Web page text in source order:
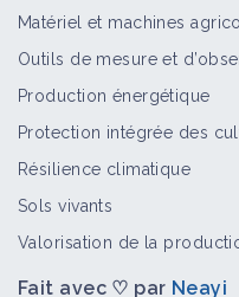
Matériel et machines
Outils de mesure et
Production énergétique
Protection intégrée des
Résilience climatique
Sols vivants
Valorisation de la
Fait avec ♡ par Neayi